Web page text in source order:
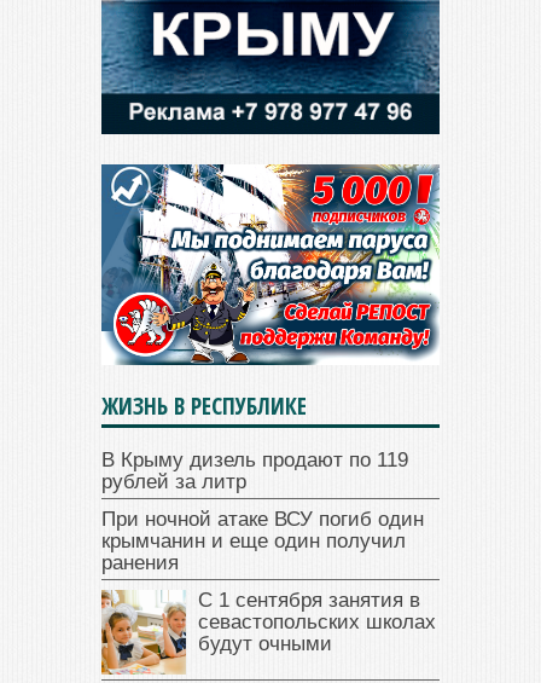
ЖИЗНЬ В РЕСПУБЛИКЕ
В Крыму дизель продают по 119
рублей за литр
При ночной атаке ВСУ погиб один
крымчанин и еще один получил
ранения
С 1 сентября занятия в
севастопольских школах
будут очными